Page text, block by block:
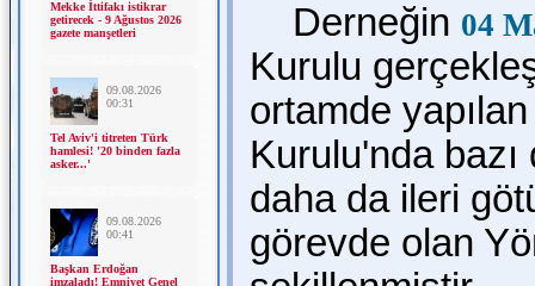
Derneğin 04
Kurulu
ortamde
Kurulu'nda
daha da ileri
görevde olan